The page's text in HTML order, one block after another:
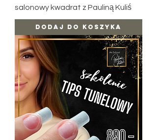
salonowy kwadrat z Pauliną Kuliś
Dodaj do koszyka